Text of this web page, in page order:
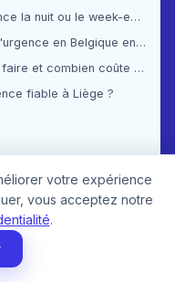
Peut-on appeler un plombier d'urgence la nuit ou le week-end en Belgique ?
Quels sont les tarifs d'un plombier d'urgence en Belgique en 2025 ?
Mon chauffe-eau est en panne, que faire et combien coûte la réparation ?
fiable à Liège ?
votre expérience
vous acceptez notre
.